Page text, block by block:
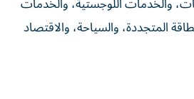
المتجددة، والسياحة، والاقتصاد